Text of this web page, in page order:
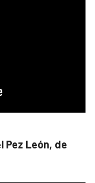
Pez León, de